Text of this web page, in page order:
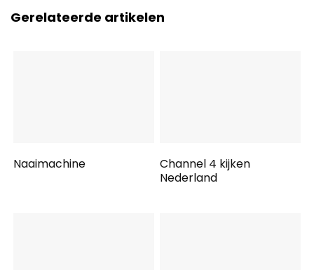
Gerelateerde artikelen
Naaimachine
Channel 4 kijken
Nederland